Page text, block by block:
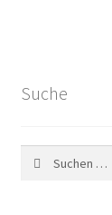
Suche